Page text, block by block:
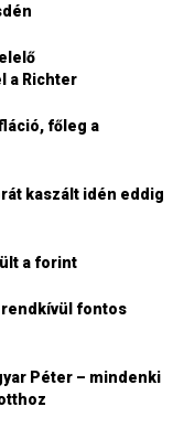
a Richter
főleg a
kaszált idén eddig
a forint
rendkívül fontos
Péter – mindenki